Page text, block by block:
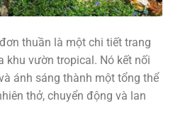
thuần là một chi tiết trang
khu vườn tropical. Nó kết nối
ánh sáng thành một tổng thể
thở, chuyển động và lan